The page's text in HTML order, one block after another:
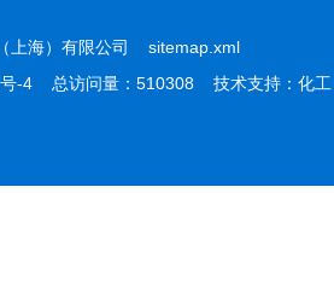
上海）有限公司 sitemap.xml
-4 总访问量：510308 技术支持： 化工